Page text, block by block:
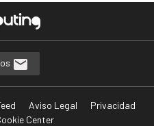
Aviso Legal
Privacidad
Center